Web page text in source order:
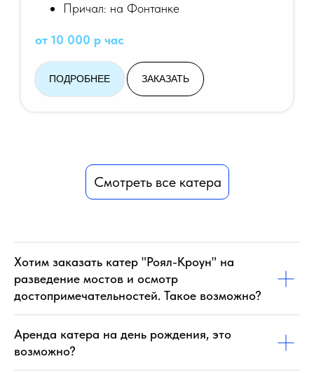
Причал: на Фонтанке
от 10 000 р час
ПОДРОБНЕЕ ЗАКАЗАТЬ
Смотреть все катера
Хотим заказать катер "Роял-Кроун" на
разведение мостов и осмотр
достопримечательностей. Такое возможно?
Аренда катера на день рождения, это
возможно?